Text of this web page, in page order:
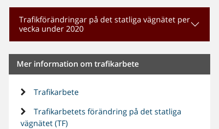
Trafikförändringar på det statliga vägnätet per
vecka under 2020
Mer information om trafikarbete
Trafikarbete
Trafikarbetets förändring på det statliga
vägnätet (TF)